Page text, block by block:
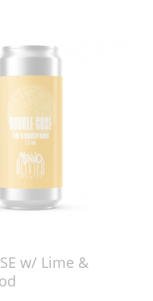
Al Carrito
w/ Lime &